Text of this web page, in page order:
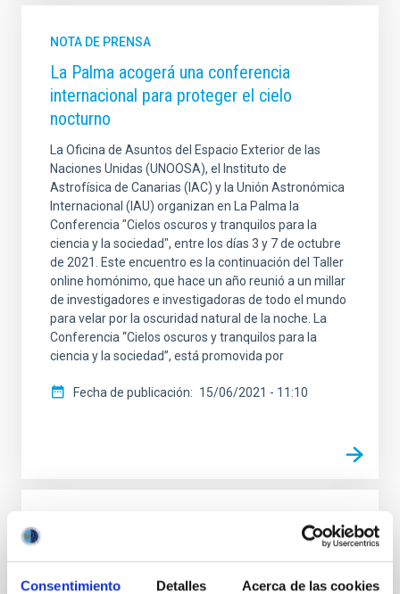
Consentimiento Detalles Acerca de las cookies
NOTA DE PRENSA
La Palma acogerá una conferencia
internacional para proteger el cielo
nocturno
La Oficina de Asuntos del Espacio Exterior de las
Naciones Unidas (UNOOSA), el Instituto de
Astrofísica de Canarias (IAC) y la Unión Astronómica
Internacional (IAU) organizan en La Palma la
Conferencia "Cielos oscuros y tranquilos para la
ciencia y la sociedad", entre los días 3 y 7 de octubre
de 2021. Este encuentro es la continuación del Taller
online homónimo, que hace un año reunió a un millar
de investigadores e investigadoras de todo el mundo
para velar por la oscuridad natural de la noche. La
Conferencia “Cielos oscuros y tranquilos para la
ciencia y la sociedad”, está promovida por
Fecha de publicación 15/06/2021 - 11:10
Preserving the Skies se clausura con un
llamamiento solicitando el apoyo de los